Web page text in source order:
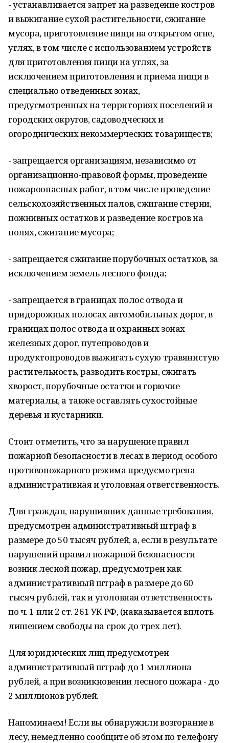
- устанавливается запрет на разведение костров
и выжигание сухой растительности, сжигание
мусора, приготовление пищи на открытом огне,
углях, в том числе с использованием устройств
для приготовления пищи на углях, за
исключением приготовления и приема пищи в
специально отведенных зонах,
предусмотренных на территориях поселений и
городских округов, садоводческих и
огороднических некоммерческих товариществ;
- запрещается организациям, независимо от
организационно-правовой формы, проведение
пожароопасных работ, в том числе проведение
сельскохозяйственных палов, сжигание стерни,
пожнивных остатков и разведение костров на
полях, сжигание мусора;
- запрещается сжигание порубочных остатков, за
исключением земель лесного фонда;
- запрещается в границах полос отвода и
придорожных полосах автомобильных дорог, в
границах полос отвода и охранных зонах
железных дорог, путепроводов и
продуктопроводов выжигать сухую травянистую
растительность, разводить костры, сжигать
хворост, порубочные остатки и горючие
материалы, а также оставлять сухостойные
деревья и кустарники.
Стоит отметить, что за нарушение правил
пожарной безопасности в лесах в период особого
противопожарного режима предусмотрена
административная и уголовная ответственность.
Для граждан, нарушивших данные требования,
предусмотрен административный штраф в
размере до 50 тысяч рублей, а, если в результате
нарушений правил пожарной безопасности
возник лесной пожар, предусмотрен как
административный штраф в размере до 60
тысяч рублей, так и уголовная ответственность
по ч. 1 или 2 ст. 261 УК РФ, (наказывается вплоть
лишением свободы на срок до трех лет).
Для юридических лиц предусмотрен
административный штраф до 1 миллиона
рублей, а при возникновении лесного пожара - до
2 миллионов рублей.
Напоминаем! Если вы обнаружили возгорание в
лесу, немедленно сообщите об этом по телефону